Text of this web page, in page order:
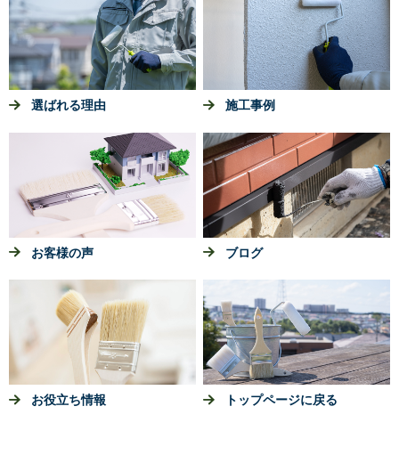
選ばれる理由 施工事例
お客様の声 ブログ
お役立ち情報 トップページに戻る